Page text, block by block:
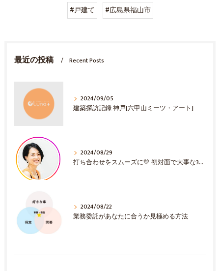
#戸建て
#広島県福山市
最近の投稿 Recent Posts
2024/09/05
建築探訪記録 神戸[六甲山ミーツ・アート]
2024/08/29
打ち合わせをスムーズに💛 初対面で大事な3選！
2024/08/22
業務委託があなたに合うか見極める方法